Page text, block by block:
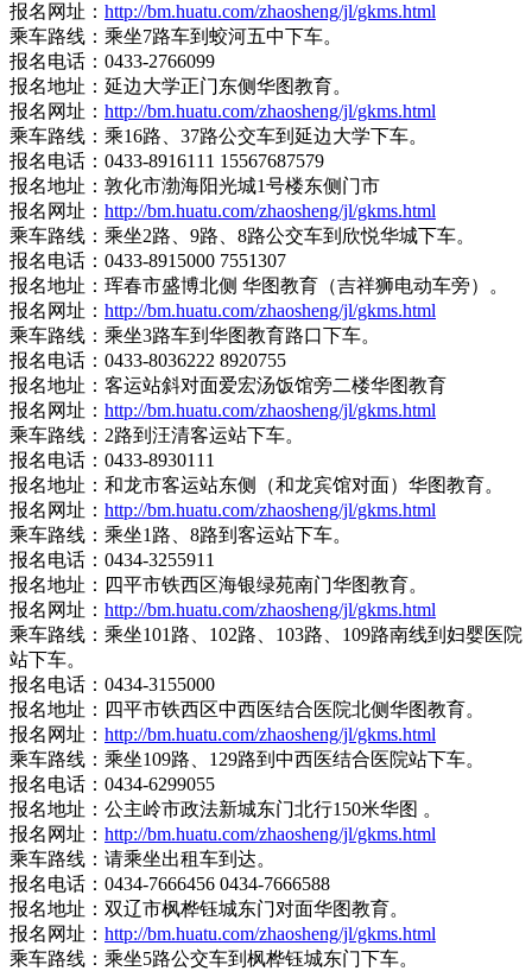
报名网址： http://bm.huatu.com/zhaosheng/jl/gkms.html
乘车路线：乘坐7路车到蛟河五中下车。
报名电话：0433-2766099
报名地址：延边大学正门东侧华图教育。
报名网址： http://bm.huatu.com/zhaosheng/jl/gkms.html
乘车路线：乘16路、37路公交车到延边大学下车。
报名电话：0433-8916111 15567687579
报名地址：敦化市渤海阳光城1号楼东侧门市
报名网址： http://bm.huatu.com/zhaosheng/jl/gkms.html
乘车路线：乘坐2路、9路、8路公交车到欣悦华城下车。
报名电话：0433-8915000 7551307
报名地址：珲春市盛博北侧 华图教育（吉祥狮电动车旁）。
报名网址： http://bm.huatu.com/zhaosheng/jl/gkms.html
乘车路线：乘坐3路车到华图教育路口下车。
报名电话：0433-8036222 8920755
报名地址：客运站斜对面爱宏汤饭馆旁二楼华图教育
报名网址： http://bm.huatu.com/zhaosheng/jl/gkms.html
乘车路线：2路到汪清客运站下车。
报名电话：0433-8930111
报名地址：和龙市客运站东侧（和龙宾馆对面）华图教育。
报名网址： http://bm.huatu.com/zhaosheng/jl/gkms.html
乘车路线：乘坐1路、8路到客运站下车。
报名电话：0434-3255911
报名地址：四平市铁西区海银绿苑南门华图教育。
报名网址： http://bm.huatu.com/zhaosheng/jl/gkms.html
乘车路线：乘坐101路、102路、103路、109路南线到妇婴医院
站下车。
报名电话：0434-3155000
报名地址：四平市铁西区中西医结合医院北侧华图教育。
报名网址： http://bm.huatu.com/zhaosheng/jl/gkms.html
乘车路线：乘坐109路、129路到中西医结合医院站下车。
报名电话：0434-6299055
报名地址：公主岭市政法新城东门北行150米华图 。
报名网址： http://bm.huatu.com/zhaosheng/jl/gkms.html
乘车路线：请乘坐出租车到达。
报名电话：0434-7666456 0434-7666588
报名地址：双辽市枫桦钰城东门对面华图教育。
报名网址： http://bm.huatu.com/zhaosheng/jl/gkms.html
乘车路线：乘坐5路公交车到枫桦钰城东门下车。